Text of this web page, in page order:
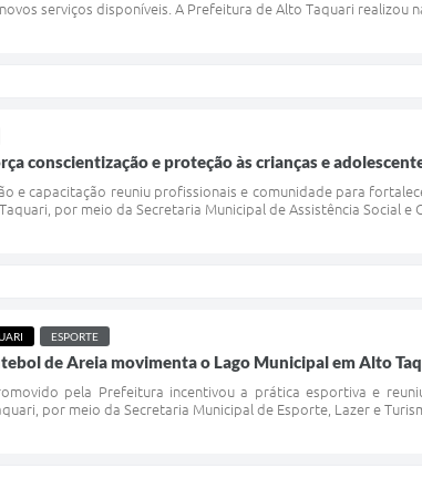
serviços disponíveis. A Prefeitura de Alto Taquari realizou
conscientização e proteção às crianças e
e capacitação reuniu profissionais e comunidade para
por meio da Secretaria Municipal de Assistência Social e
ESPORTE
de Areia movimenta o Lago Municipal em Alto
pela Prefeitura incentivou a prática esportiva e
por meio da Secretaria Municipal de Esporte, Lazer e